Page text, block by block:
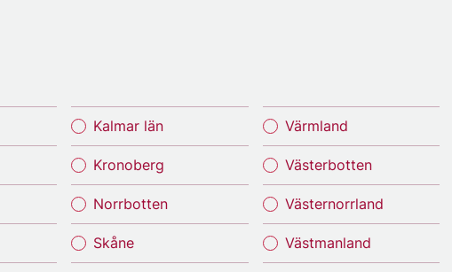
Kalmar län
Kronoberg
Norrbotten
Skåne
Värmland
Västerbotten
Västernorrland
Västmanland